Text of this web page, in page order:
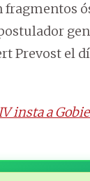
Prevost el
insta a